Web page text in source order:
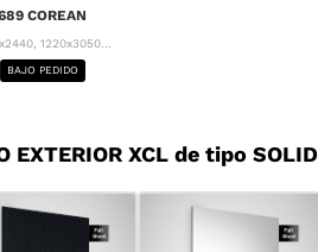
COREAN
1220x3050...
BAJO PEDIDO
XCL de tipo SOLID